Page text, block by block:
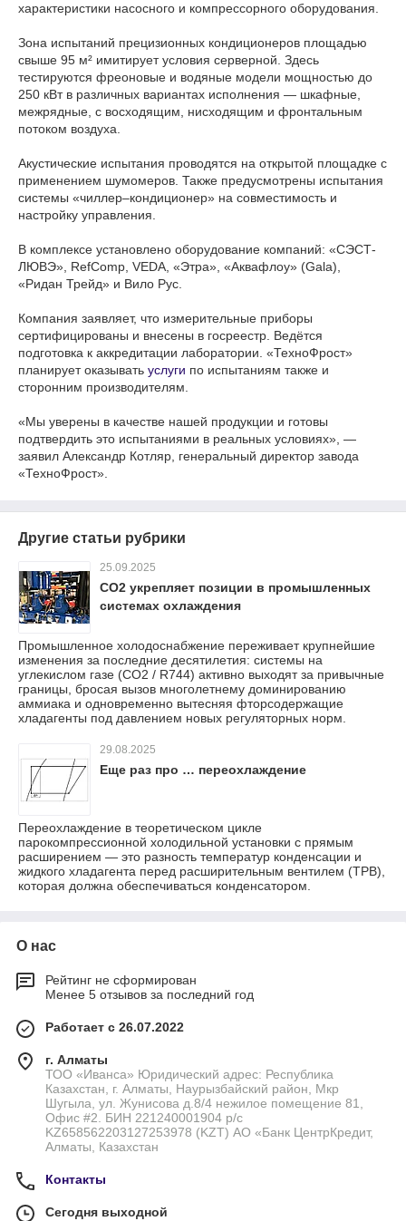
характеристики насосного и компрессорного оборудования.
Зона испытаний прецизионных кондиционеров площадью
свыше 95 м² имитирует условия серверной. Здесь
тестируются фреоновые и водяные модели мощностью до
250 кВт в различных вариантах исполнения — шкафные,
межрядные, с восходящим, нисходящим и фронтальным
потоком воздуха.
Акустические испытания проводятся на открытой площадке с
применением шумомеров. Также предусмотрены испытания
системы «чиллер–кондиционер» на совместимость и
настройку управления.
В комплексе установлено оборудование компаний: «СЭСТ-
ЛЮВЭ», RefComp, VEDA, «Этра», «Аквафлоу» (Gala),
«Ридан Трейд» и Вило Рус.
Компания заявляет, что измерительные приборы
сертифицированы и внесены в госреестр. Ведётся
подготовка к аккредитации лаборатории. «ТехноФрост»
планирует оказывать услуги по испытаниям также и
сторонним производителям.
«Мы уверены в качестве нашей продукции и готовы
подтвердить это испытаниями в реальных условиях», —
заявил Александр Котляр, генеральный директор завода
«ТехноФрост».
Другие статьи рубрики
25.09.2025
CO2 укрепляет позиции в промышленных
системах охлаждения
Промышленное холодоснабжение переживает крупнейшие
изменения за последние десятилетия: системы на
углекислом газе (CO2 / R744) активно выходят за привычные
границы, бросая вызов многолетнему доминированию
аммиака и одновременно вытесняя фторсодержащие
хладагенты под давлением новых регуляторных норм.
29.08.2025
Еще раз про … переохлаждение
Переохлаждение в теоретическом цикле
парокомпрессионной холодильной установки с прямым
расширением — это разность температур конденсации и
жидкого хладагента перед расширительным вентилем (ТРВ),
которая должна обеспечиваться конденсатором.
О нас
Рейтинг не сформирован
Менее 5 отзывов за последний год
Работает с 26.07.2022
г. Алматы
ТОО «Иванса» Юридический адрес: Республика
Казахстан, г. Алматы, Наурызбайский район, Мкр
Шугыла, ул. Жунисова д.8/4 нежилое помещение 81,
Офис #2. БИН 221240001904 р/с
KZ658562203127253978 (KZT) АО «Банк ЦентрКредит,
Алматы, Казахстан
Контакты
Сегодня выходной